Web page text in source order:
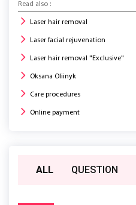
Read also :
Laser hair removal
Laser facial rejuvenation
Laser hair removal "Exclusive"
Oksana Oliinyk
Care procedures
Online payment
ALL QUESTION